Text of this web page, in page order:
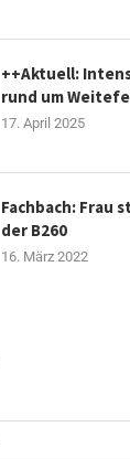
++Aktuell:
rund um
17. April 2025
Fachbach: Frau
der B260
16. März 2022